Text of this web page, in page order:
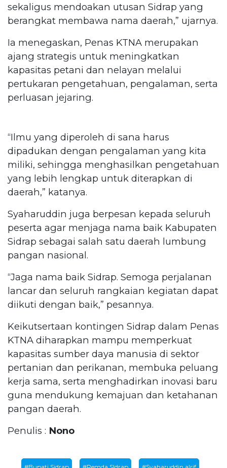
sekaligus mendoakan utusan Sidrap yang
berangkat membawa nama daerah,” ujarnya.
Ia menegaskan, Penas KTNA merupakan
ajang strategis untuk meningkatkan
kapasitas petani dan nelayan melalui
pertukaran pengetahuan, pengalaman, serta
perluasan jejaring.
“Ilmu yang diperoleh di sana harus
dipadukan dengan pengalaman yang kita
miliki, sehingga menghasilkan pengetahuan
yang lebih lengkap untuk diterapkan di
daerah,” katanya.
Syaharuddin juga berpesan kepada seluruh
peserta agar menjaga nama baik Kabupaten
Sidrap sebagai salah satu daerah lumbung
pangan nasional.
“Jaga nama baik Sidrap. Semoga perjalanan
lancar dan seluruh rangkaian kegiatan dapat
diikuti dengan baik,” pesannya.
Keikutsertaan kontingen Sidrap dalam Penas
KTNA diharapkan mampu memperkuat
kapasitas sumber daya manusia di sektor
pertanian dan perikanan, membuka peluang
kerja sama, serta menghadirkan inovasi baru
guna mendukung kemajuan dan ketahanan
pangan daerah.
Penulis : Nono